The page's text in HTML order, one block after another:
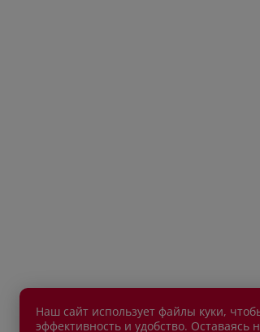
Наш сайт использует файлы куки,
эффективность и удобство. Оставаясь